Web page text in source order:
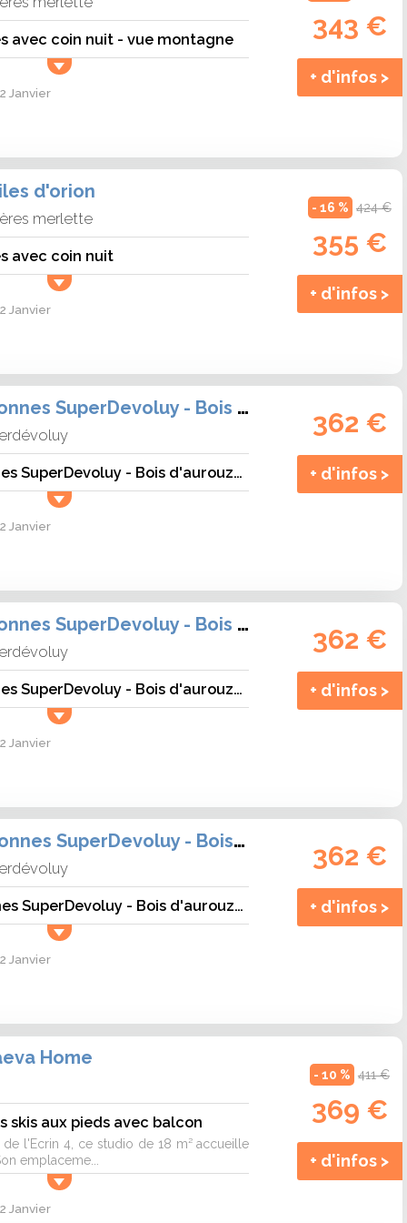
avec coin nuit - vue montagne
Janvier
343 €
+ d'infos >
d'orion
merlette
avec coin nuit
Janvier
- 16 % 424 €
355 €
+ d'infos >
Studio - 2 personnes SuperDevoluy - Bois d\'aurouze puy
Studio - 2 personnes SuperDevoluy - Bois d'aurouze puy
Janvier
362 €
+ d'infos >
Studio - 5 personnes SuperDevoluy - Bois d\'aurouze puy
Studio - 5 personnes SuperDevoluy - Bois d'aurouze puy
Janvier
362 €
+ d'infos >
Studio - 4 personnes SuperDevoluy - Bois d\'aurouze costebelle
Studio - 4 personnes SuperDevoluy - Bois d'aurouze costebelle
Janvier
362 €
+ d'infos >
Home
skis aux pieds avec balcon
l'Ecrin 4, ce studio de 18 m² accueille
emplaceme...
Janvier
- 10 % 411 €
369 €
+ d'infos >